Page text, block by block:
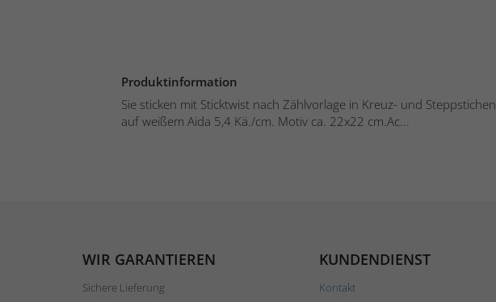
Produktinformation
Sie sticken mit Sticktwist nach Zählvorlage in Kreuz- und Steppstichen
auf weißem Aida 5,4 Kä./cm. Motiv ca. 22x22 cm.Ac...
WIR GARANTIEREN
Sichere Lieferung
KUNDENDIENST
Kontakt